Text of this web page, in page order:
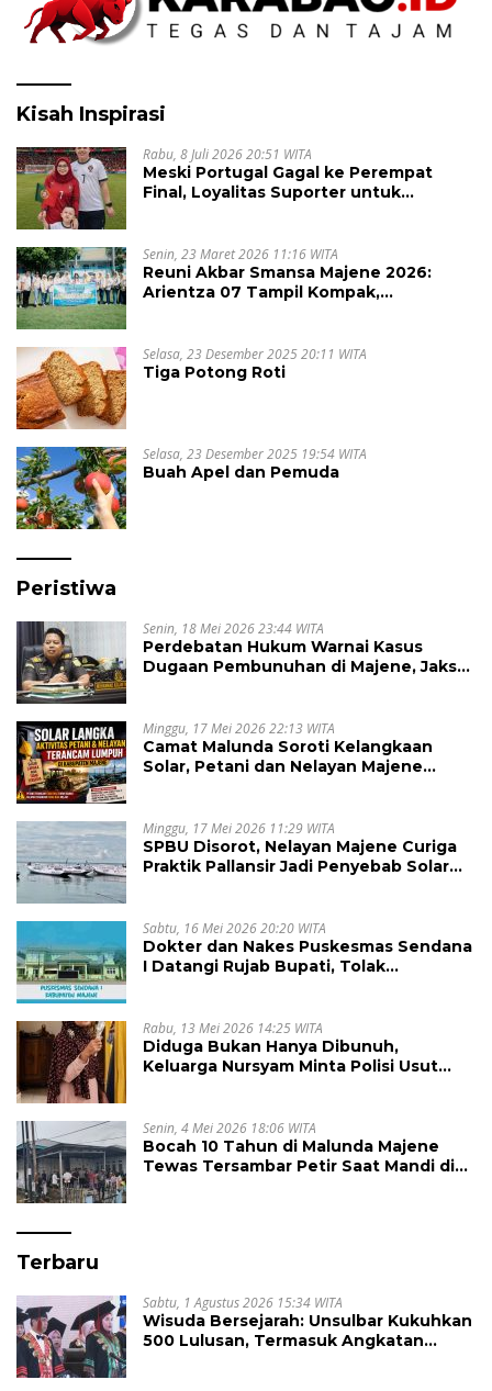
Kisah Inspirasi
Rabu, 8 Juli 2026 20:51 WITA
Meski Portugal Gagal ke Perempat
Final, Loyalitas Suporter untuk
Senin, 23 Maret 2026 11:16 WITA
Reuni Akbar Smansa Majene 2026:
Arientza 07 Tampil Kompak,
Selasa, 23 Desember 2025 20:11 WITA
Tiga Potong Roti
Selasa, 23 Desember 2025 19:54 WITA
Buah Apel dan Pemuda
Peristiwa
Senin, 18 Mei 2026 23:44 WITA
Perdebatan Hukum Warnai Kasus
Dugaan Pembunuhan di Majene, Jaksa
Minggu, 17 Mei 2026 22:13 WITA
Camat Malunda Soroti Kelangkaan
Solar, Petani dan Nelayan Majene
Minggu, 17 Mei 2026 11:29 WITA
SPBU Disorot, Nelayan Majene Curiga
Praktik Pallansir Jadi Penyebab Solar
Sabtu, 16 Mei 2026 20:20 WITA
Dokter dan Nakes Puskesmas Sendana
I Datangi Rujab Bupati, Tolak
Rabu, 13 Mei 2026 14:25 WITA
Diduga Bukan Hanya Dibunuh,
Keluarga Nursyam Minta Polisi Usut
Senin, 4 Mei 2026 18:06 WITA
Bocah 10 Tahun di Malunda Majene
Tewas Tersambar Petir Saat Mandi di
Terbaru
Sabtu, 1 Agustus 2026 15:34 WITA
Wisuda Bersejarah: Unsulbar Kukuhkan
500 Lulusan, Termasuk Angkatan